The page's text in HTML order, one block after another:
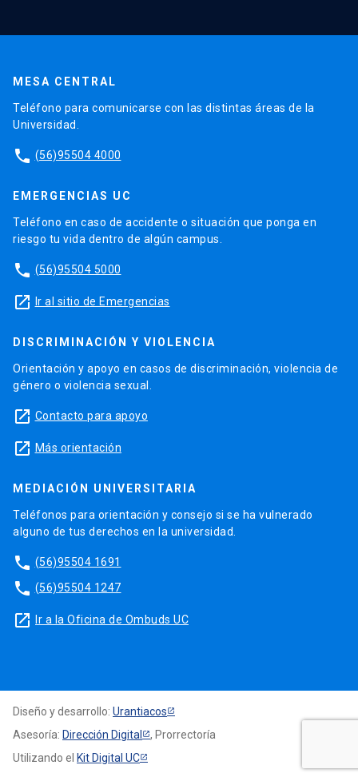
MESA CENTRAL
Teléfono para comunicarse con las distintas áreas de la
Universidad.
phone (56)95504 4000
EMERGENCIAS UC
Teléfono en caso de accidente o situación que ponga en
riesgo tu vida dentro de algún campus.
phone (56)95504 5000
launch Ir al sitio de Emergencias
DISCRIMINACIÓN Y VIOLENCIA
Orientación y apoyo en casos de discriminación, violencia de
género o violencia sexual.
launch Contacto para apoyo
launch Más orientación
MEDIACIÓN UNIVERSITARIA
Teléfonos para orientación y consejo si se ha vulnerado
alguno de tus derechos en la universidad.
phone (56)95504 1691
phone (56)95504 1247
launch Ir a la Oficina de Ombuds UC
Diseño y desarrollo: Urantiacos
Asesoría: Dirección Digital
, Prorrectoría
Utilizando el Kit Digital UC